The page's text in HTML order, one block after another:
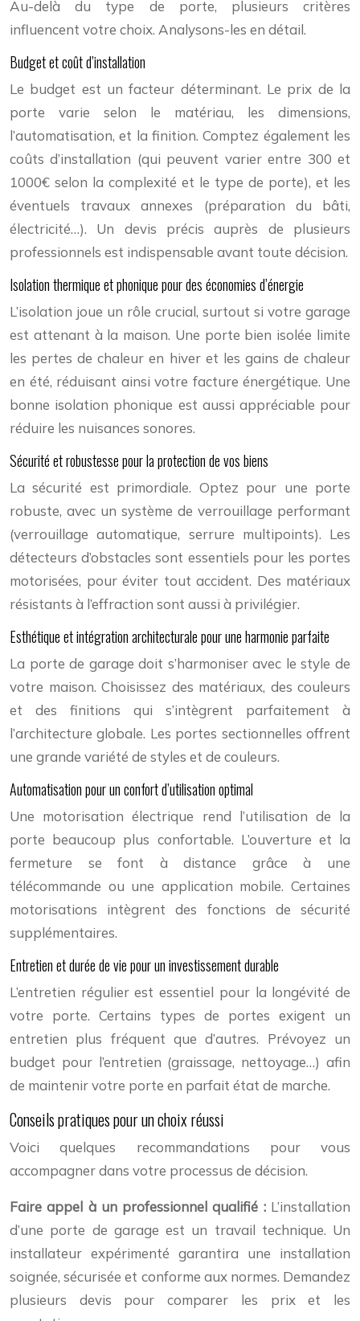
Au-delà du type de porte, plusieurs critères
influencent votre choix. Analysons-les en détail.
Budget et coût d’installation
Le budget est un facteur déterminant. Le prix de la
porte varie selon le matériau, les dimensions,
l’automatisation, et la finition. Comptez également les
coûts d’installation (qui peuvent varier entre 300 et
1000€ selon la complexité et le type de porte), et les
éventuels travaux annexes (préparation du bâti,
électricité…). Un devis précis auprès de plusieurs
professionnels est indispensable avant toute décision.
Isolation thermique et phonique pour des économies d’énergie
L’isolation joue un rôle crucial, surtout si votre garage
est attenant à la maison. Une porte bien isolée limite
les pertes de chaleur en hiver et les gains de chaleur
en été, réduisant ainsi votre facture énergétique. Une
bonne isolation phonique est aussi appréciable pour
réduire les nuisances sonores.
Sécurité et robustesse pour la protection de vos biens
La sécurité est primordiale. Optez pour une porte
robuste, avec un système de verrouillage performant
(verrouillage automatique, serrure multipoints). Les
détecteurs d’obstacles sont essentiels pour les portes
motorisées, pour éviter tout accident. Des matériaux
résistants à l’effraction sont aussi à privilégier.
Esthétique et intégration architecturale pour une harmonie parfaite
La porte de garage doit s’harmoniser avec le style de
votre maison. Choisissez des matériaux, des couleurs
et des finitions qui s’intègrent parfaitement à
l’architecture globale. Les portes sectionnelles offrent
une grande variété de styles et de couleurs.
Automatisation pour un confort d’utilisation optimal
Une motorisation électrique rend l’utilisation de la
porte beaucoup plus confortable. L’ouverture et la
fermeture se font à distance grâce à une
télécommande ou une application mobile. Certaines
motorisations intègrent des fonctions de sécurité
supplémentaires.
Entretien et durée de vie pour un investissement durable
L’entretien régulier est essentiel pour la longévité de
votre porte. Certains types de portes exigent un
entretien plus fréquent que d’autres. Prévoyez un
budget pour l’entretien (graissage, nettoyage…) afin
de maintenir votre porte en parfait état de marche.
Conseils pratiques pour un choix réussi
Voici quelques recommandations pour vous
accompagner dans votre processus de décision.
Faire appel à un professionnel qualifié : L’installation
d’une porte de garage est un travail technique. Un
installateur expérimenté garantira une installation
soignée, sécurisée et conforme aux normes. Demandez
plusieurs devis pour comparer les prix et les